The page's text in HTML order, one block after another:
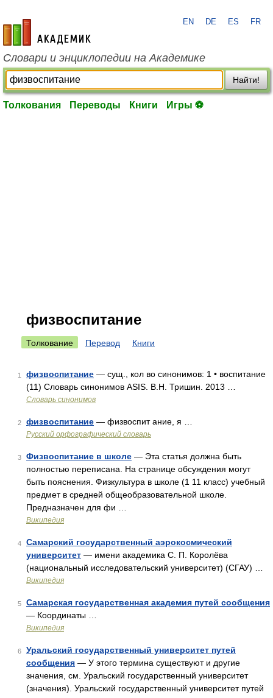
academic.ru
EN DE ES FR
Словари и энциклопедии на Академике
Найти!
Толкования Переводы Книги Игры ⚽
физвоспитание
Толкование Перевод Книги
1 физвоспитание — сущ., кол во синонимов: 1 • воспитание
(11) Словарь синонимов ASIS. В.Н. Тришин. 2013 …
Словарь синонимов
2 физвоспитание — физвоспит ание, я …
Русский орфографический словарь
3 Физвоспитание в школе — Эта статья должна быть
полностью переписана. На странице обсуждения могут
быть пояснения. Физкультура в школе (1 11 класс) учебный
предмет в средней общеобразовательной школе.
Предназначен для фи …
Википедия
4
Самарский государственный аэрокосмический
университет — имени академика С. П. Королёва
(национальный исследовательский университет) (СГАУ) …
Википедия
5
Самарская государственная академия путей сообщения
— Координаты …
Википедия
6
Уральский государственный университет путей
сообщения — У этого термина существуют и другие
значения, см. Уральский государственный университет
(значения). Уральский государственный университет путей